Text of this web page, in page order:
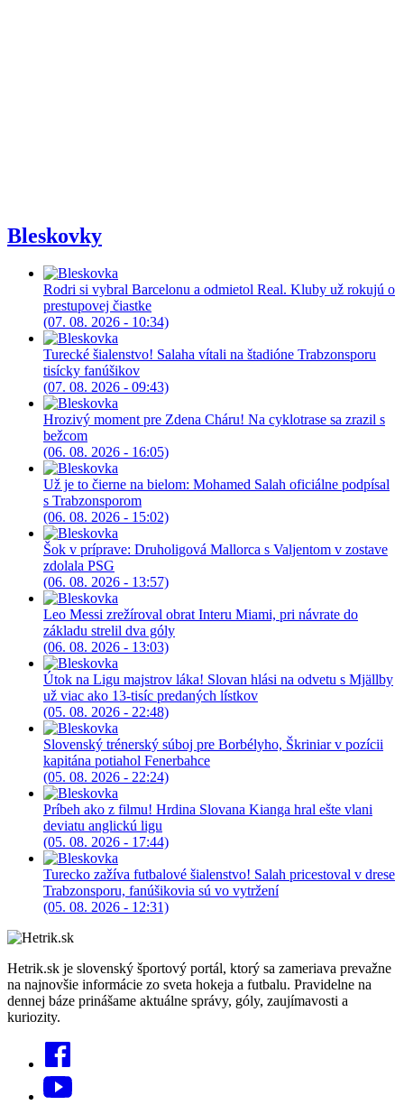
Bleskovky
Rodri si vybral Barcelonu a odmietol Real. Kluby už rokujú o
prestupovej čiastke
(07. 08. 2026 - 10:34)
Turecké šialenstvo! Salaha vítali na štadióne Trabzonsporu
tisícky fanúšikov
(07. 08. 2026 - 09:43)
Hrozivý moment pre Zdena Cháru! Na cyklotrase sa zrazil s
bežcom
(06. 08. 2026 - 16:05)
Už je to čierne na bielom: Mohamed Salah oficiálne podpísal
s Trabzonsporom
(06. 08. 2026 - 15:02)
Šok v príprave: Druholigová Mallorca s Valjentom v zostave
zdolala PSG
(06. 08. 2026 - 13:57)
Leo Messi zrežíroval obrat Interu Miami, pri návrate do
základu strelil dva góly
(06. 08. 2026 - 13:03)
Útok na Ligu majstrov láka! Slovan hlási na odvetu s Mjällby
už viac ako 13-tisíc predaných lístkov
(05. 08. 2026 - 22:48)
Slovenský trénerský súboj pre Borbélyho, Škriniar v pozícii
kapitána potiahol Fenerbahce
(05. 08. 2026 - 22:24)
Príbeh ako z filmu! Hrdina Slovana Kianga hral ešte vlani
deviatu anglickú ligu
(05. 08. 2026 - 17:44)
Turecko zažíva futbalové šialenstvo! Salah pricestoval v drese
Trabzonsporu, fanúšikovia sú vo vytržení
(05. 08. 2026 - 12:31)
Hetrik.sk je slovenský športový portál, ktorý sa zameriava prevažne
na najnovšie informácie zo sveta hokeja a futbalu. Pravidelne na
dennej báze prinášame aktuálne správy, góly, zaujímavosti a
kuriozity.